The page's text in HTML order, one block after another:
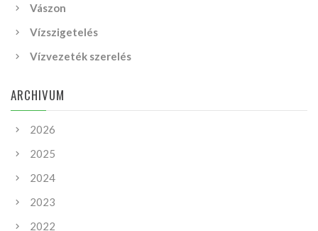
Vászon
Vízszigetelés
Vízvezeték szerelés
ARCHIVUM
2026
2025
2024
2023
2022